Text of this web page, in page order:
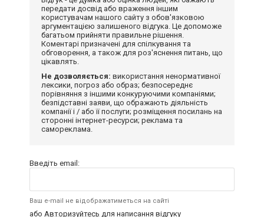
передати досвід або враження іншим
користувачам нашого сайту з обов'язковою
аргументацією залишеного відгука. Це допоможе
багатьом прийняти правильне рішення.
Коментарі призначені для спілкування та
обговорення, а також для роз'яснення питань, що
цікавлять.
Не дозволяється: використання ненормативної
лексики, погроз або образ; безпосереднє
порівняння з іншими конкуруючими компаніями;
безпідставні заяви, що ображають діяльність
компанії і / або її послуги; розміщення посилань на
сторонні інтернет-ресурси; реклама та
самореклама.
Введіть email:
Ваш e-mail не відображатиметься на сайті
або Авторизуйтесь для написання відгуку